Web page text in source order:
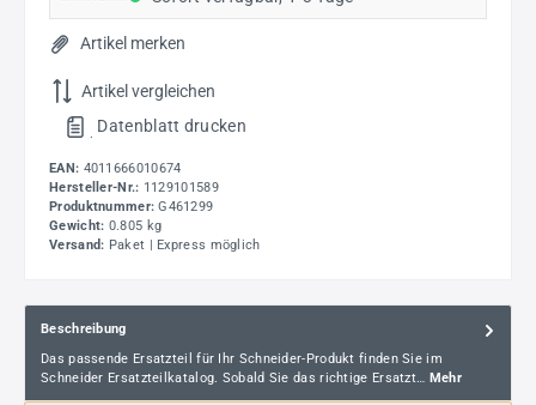
Artikel merken
Artikel vergleichen
. Datenblatt drucken
EAN: 4011666010674
Hersteller-Nr.: 1129101589
Produktnummer: G461299
Gewicht: 0.805 kg
Versand: Paket | Express möglich
Beschreibung
Das passende Ersatzteil für Ihr Schneider-Produkt finden Sie im
Schneider Ersatzteilkatalog. Sobald Sie das richtige Ersatzt… Mehr